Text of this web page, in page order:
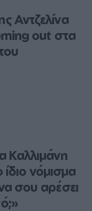
Αντζελίνα
out στα
Καλλιμάνη
νόμισμα
σου αρέσει